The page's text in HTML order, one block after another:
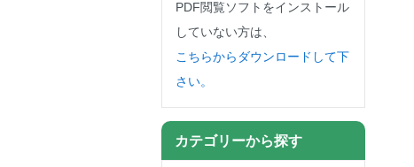
PDF閲覧ソフトをインストール
していない方は、
こちらからダウンロードして下
さい。
カテゴリーから探す